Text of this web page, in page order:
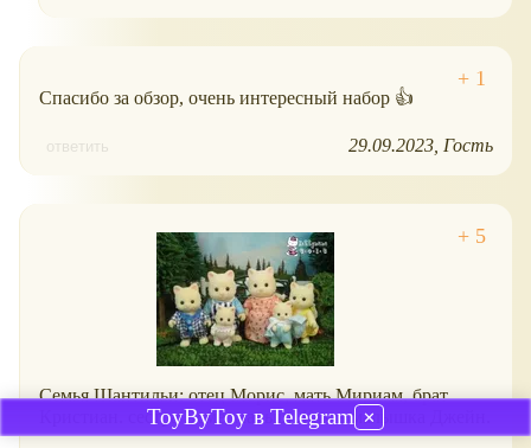
Спасибо за обзор, очень интересный набор 👍
ответить 29.09.2023 Гость
Семья Шантильи: отец Морис, мать Мириам, брат
Кристиан. сестра Эсме, малыш Жак и малышка Джейн.
ToyByToy в Telegram ✕